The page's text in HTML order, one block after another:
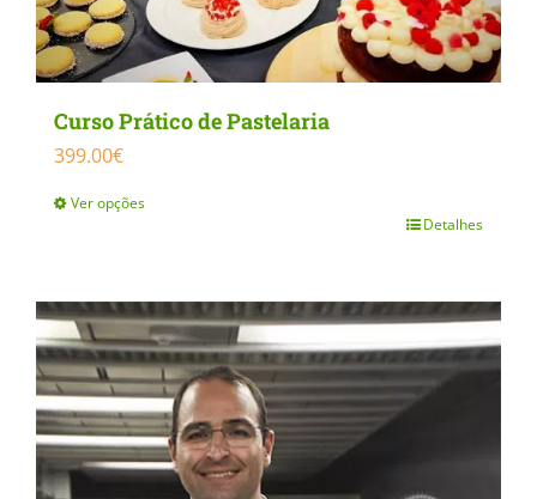
Curso Prático de Pastelaria
399.00€
Ver opções
has
multiple
variants.
The
options
Detalhes